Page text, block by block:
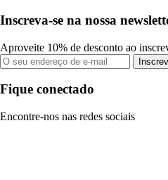
Inscreva-se na nossa
Aproveite 10% de desconto ao
Fique conectado
Encontre-nos nas redes sociais